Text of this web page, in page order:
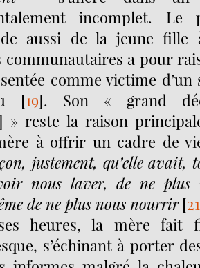
incomplet.
aussi de la jeune fille
communautaires a pour
comme victime d’un
[19]. Son « grand
» reste la raison
à offrir un cadre de
justement, qu’elle avait,
nous laver, de ne plus
de ne plus nous nourrir[21
heures, la mère fait
s’échinant à porter